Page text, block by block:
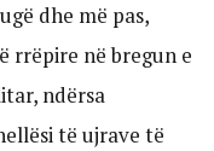
dhe më pas,
rrëpire në bregun e
ndërsa
të ujrave të